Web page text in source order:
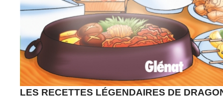
LES RECETTES LÉGENDAIRES DE